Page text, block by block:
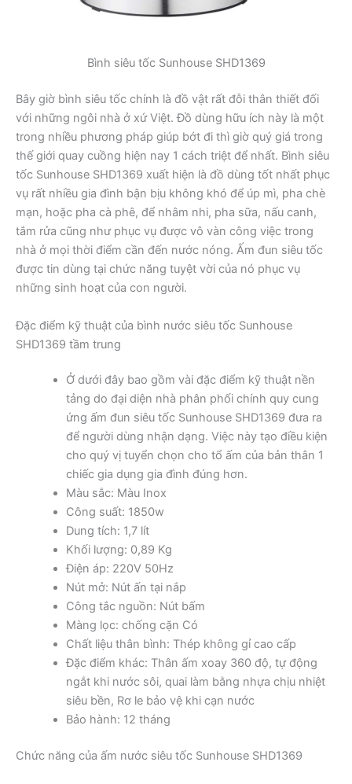
Bình siêu tốc Sunhouse SHD1369
Bây giờ bình siêu tốc chính là đồ vật rất đỗi thân thiết đối
với những ngôi nhà ở xứ Việt. Đồ dùng hữu ích này là một
trong nhiều phương pháp giúp bớt đi thì giờ quý giá trong
thế giới quay cuồng hiện nay 1 cách triệt để nhất. Bình siêu
tốc Sunhouse SHD1369 xuất hiện là đồ dùng tốt nhất phục
vụ rất nhiều gia đình bận bịu không khó để úp mì, pha chè
mạn, hoặc pha cà phê, để nhâm nhi, pha sữa, nấu canh,
tắm rửa cũng như phục vụ được vô vàn công việc trong
nhà ở mọi thời điểm cần đến nước nóng. Ấm đun siêu tốc
được tin dùng tại chức năng tuyệt vời của nó phục vụ
những sinh hoạt của con người.
Đặc điểm kỹ thuật của bình nước siêu tốc Sunhouse
SHD1369 tầm trung
Ở dưới đây bao gồm vài đặc điểm kỹ thuật nền
tảng do đại diện nhà phân phối chính quy cung
ứng ấm đun siêu tốc Sunhouse SHD1369 đưa ra
để người dùng nhận dạng. Việc này tạo điều kiện
cho quý vị tuyển chọn cho tổ ấm của bản thân 1
chiếc gia dụng gia đình đúng hơn.
Màu sắc: Màu Inox
Công suất: 1850w
Dung tích: 1,7 lít
Khối lượng: 0,89 Kg
Điện áp: 220V 50Hz
Nút mở: Nút ấn tại nắp
Công tắc nguồn: Nút bấm
Màng lọc: chống cặn Có
Chất liệu thân bình: Thép không gỉ cao cấp
Đặc điểm khác: Thân ấm xoay 360 độ, tự động
ngắt khi nước sôi, quai làm bằng nhựa chịu nhiệt
siêu bền, Rơ le bảo vệ khi cạn nước
Bảo hành: 12 tháng
Chức năng của ấm nước siêu tốc Sunhouse SHD1369